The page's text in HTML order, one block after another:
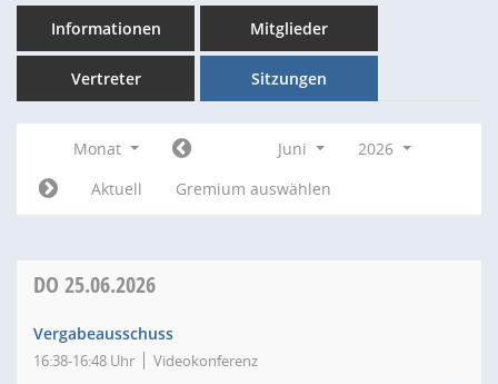
Informationen Mitglieder
Vertreter Sitzungen
Monat Juni
2026
Aktuell
Gremium auswählen
DO 25.06.2026
Vergabeausschuss
16:38-16:48 Uhr Videokonferenz